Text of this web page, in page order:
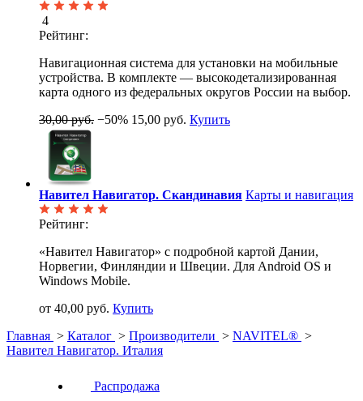
4
Рейтинг:
Навигационная система для установки на мобильные
устройства. В комплекте — высокодетализированная
карта одного из федеральных округов России на выбор.
30,00 руб. −50% 15,00 руб. Купить
Навител Навигатор. Скандинавия Карты и навигация
Рейтинг:
«Навител Навигатор» с подробной картой Дании,
Норвегии, Финляндии и Швеции. Для Android OS и
Windows Mobile.
от 40,00 руб. Купить
Главная > Каталог > Производители > NAVITEL® >
Навител Навигатор. Италия
Распродажа